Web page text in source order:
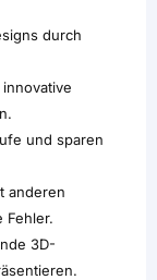
durch
und sparen
anderen
Fehler.
3D-